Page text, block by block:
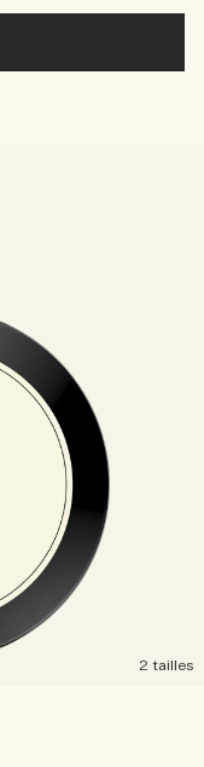
2 tailles